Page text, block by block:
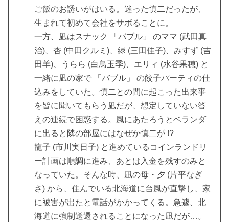
ご飯のお誘いがはいる。迷った慎二だったが、
生まれて初めて会社をサボることに。
一方、凪はスナック 「バブル」 のママ (武田真
治)、杏 (中田クルミ)、緑 (三田佳子)、みすず (吉
田羊)、うらら (白鳥玉季)、エリィ (水谷果穂) と
一緒に凪の家で 「バブル」 の餃子パーティの仕
込みをしていた。慎二との間に起こった出来事
を皆に聞いてもらう凪だが、想定していない答
えの連続で困惑する。風にあたろうとベランダ
に出ると隣の部屋にはなぜか慎二が !?
龍子 (市川実日子) と進めているコインランドリ
ー計画は順調に進み、あとは入金を残すのみと
なっていた。そんな時、凪の母・夕 (片平なぎ
さ) から、住んでいる北海道に台風が直撃し、家
に被害が出たと電話がかかってくる。急遽、北
海道に強制送還されることになった凪だが…。